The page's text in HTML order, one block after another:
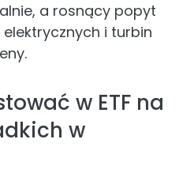
a rosnący popyt
i turbin
w ETF na
w